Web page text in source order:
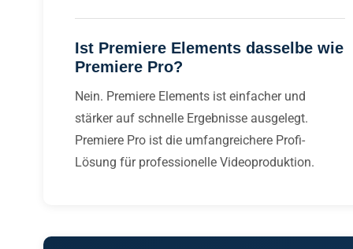
Ist Premiere Elements dasselbe wie
Premiere Pro?
Nein. Premiere Elements ist einfacher und
stärker auf schnelle Ergebnisse ausgelegt.
Premiere Pro ist die umfangreichere Profi-
Lösung für professionelle Videoproduktion.